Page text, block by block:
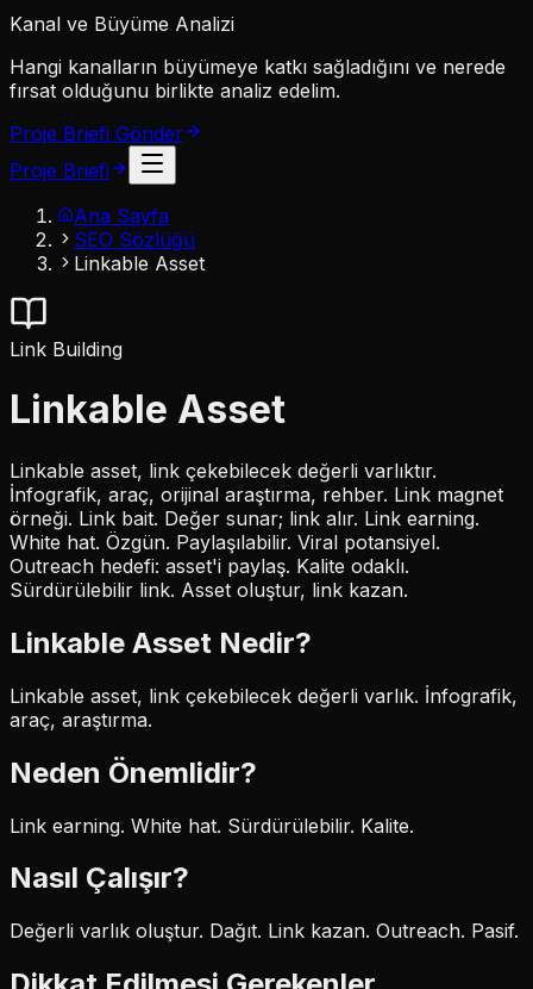
Kanal ve Büyüme Analizi
Hangi kanalların büyümeye katkı sağladığını ve nerede
fırsat olduğunu birlikte analiz edelim.
Proje Briefi Gönder
Proje Briefi
Ana Sayfa
SEO Sözlüğü
Linkable Asset
Link Building
Linkable Asset
Linkable asset, link çekebilecek değerli varlıktır.
İnfografik, araç, orijinal araştırma, rehber. Link magnet
örneği. Link bait. Değer sunar; link alır. Link earning.
White hat. Özgün. Paylaşılabilir. Viral potansiyel.
Outreach hedefi: asset'i paylaş. Kalite odaklı.
Sürdürülebilir link. Asset oluştur, link kazan.
Linkable Asset Nedir?
Linkable asset, link çekebilecek değerli varlık. İnfografik,
araç, araştırma.
Neden Önemlidir?
Link earning. White hat. Sürdürülebilir. Kalite.
Nasıl Çalışır?
Değerli varlık oluştur. Dağıt. Link kazan. Outreach. Pasif.